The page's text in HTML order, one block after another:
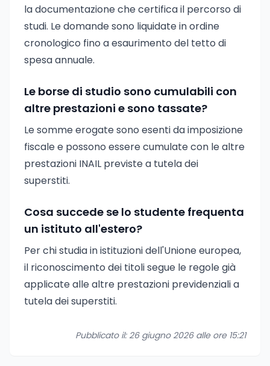
la documentazione che certifica il percorso di
studi. Le domande sono liquidate in ordine
cronologico fino a esaurimento del tetto di
spesa annuale.
Le borse di studio sono cumulabili con
altre prestazioni e sono tassate?
Le somme erogate sono esenti da imposizione
fiscale e possono essere cumulate con le altre
prestazioni INAIL previste a tutela dei
superstiti.
Cosa succede se lo studente frequenta
un istituto all'estero?
Per chi studia in istituzioni dell'Unione europea,
il riconoscimento dei titoli segue le regole già
applicate alle altre prestazioni previdenziali a
tutela dei superstiti.
Pubblicato il: 26 giugno 2026 alle ore 15:21